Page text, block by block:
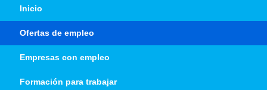
Inicio
Ofertas de empleo
Empresas con empleo
Formación para trabajar